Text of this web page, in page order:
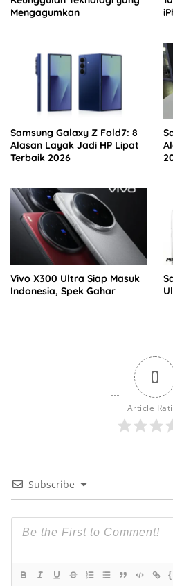
Mengagumkan
Samsung Galaxy Z Fold7: 8
Alasan Layak Jadi HP Lipat
Terbaik 2026
Vivo X300 Ultra Siap Masuk
Indonesia, Spek Gahar
0
Article
Subscribe